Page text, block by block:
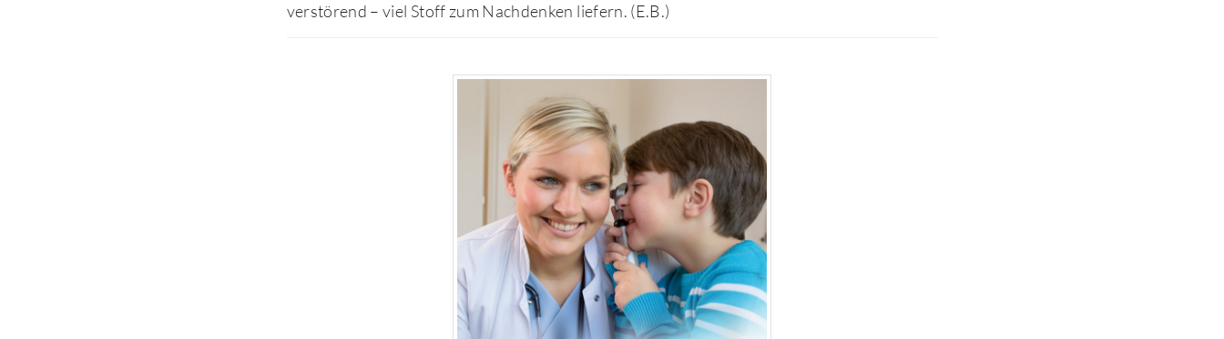
verstörend – viel Stoff zum Nachdenken liefern. (E.B.)